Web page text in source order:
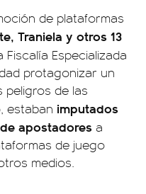
de plataformas
Traniela y otros 13
Especializada
protagonizar un
peligros de las
estaban imputados
apostadores a
de juego
medios.